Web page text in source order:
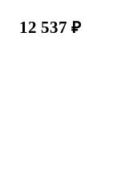
12 537 ₽